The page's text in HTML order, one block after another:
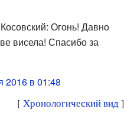
Огонь! Давно
висела! Спасибо за
2016 в 01:48
[ Хронологический вид]